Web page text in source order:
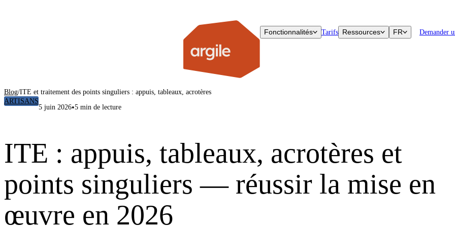
Fonctionnalités Tarifs Ressources FR Demander
Blog/ITE et traitement des points singuliers : appuis, tableaux, acrotères
ARTISANS
5 juin 2026•5 min de lecture
ITE : appuis, tableaux, acrotères et
points singuliers — réussir la mise en
œuvre en 2026